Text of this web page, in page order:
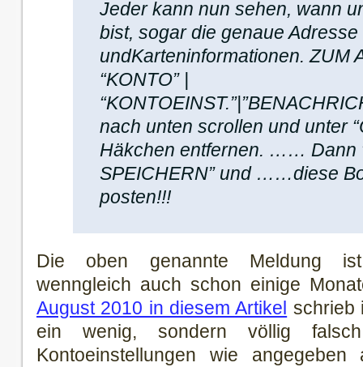
Jeder kann nun sehen, wann
bist, sogar die genaue Adresse
undKarteninformationen. ZUM
“KONTO” |
nach unten scrollen und unter
Häkchen entfernen. …… Dann
SPEICHERN” und ……diese
posten!!!
Die oben genannte Meldung
wenngleich auch schon einige
August 2010 in diesem Artikel schrieb
ein wenig, sondern völlig
Kontoeinstellungen wie